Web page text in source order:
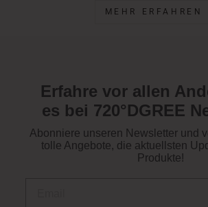
MEHR ERFAHREN
Erfahre vor allen
es bei 720°DGREE
Abonniere unseren Newsletter und
tolle Angebote, die aktuellsten
Produkte!